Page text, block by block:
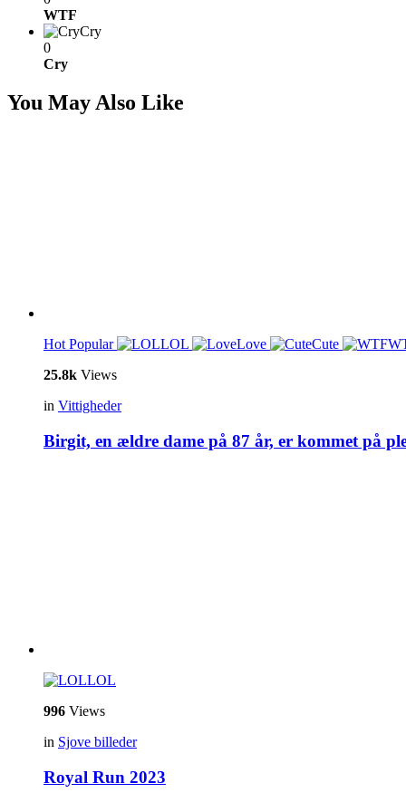
WTF
Cry
0
Cry
You May Also Like
HotPopular LOL Love Cute
25.8k Views
in Vittigheder
Birgit, en ældre dame på 87 år, er kommet på
LOL
996 Views
in Sjove billeder
Royal Run 2023